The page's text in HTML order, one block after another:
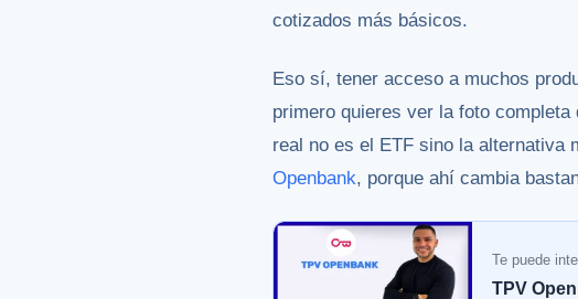
cotizados más básicos.
Eso sí, tener acceso a muchos
primero quieres ver la foto
real no es el ETF sino la alternativa
Openbank, porque ahí cambia
Te puede
TPV